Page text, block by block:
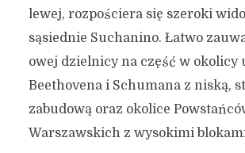
lewej, rozpościera się szeroki
sąsiednie Suchanino. Łatwo
owej dzielnicy na część w okolicy
Beethovena i Schumana z niską,
zabudową oraz okolice
Warszawskich z wysokimi